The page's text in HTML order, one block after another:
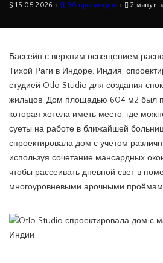
15.05.2026 90 просмотров 2 минут
Бассейн с верхним освещением
Тихой Раги в Индоре, Индия,
студией Otlo Studio для создания
жильцов. Дом площадью 604 м2 был
которая хотела иметь место, где
суеты на работе в ближайшей
спроектировала дом с учётом
используя сочетание мансардных
чтобы рассеивать дневной свет в
многоуровневыми арочными